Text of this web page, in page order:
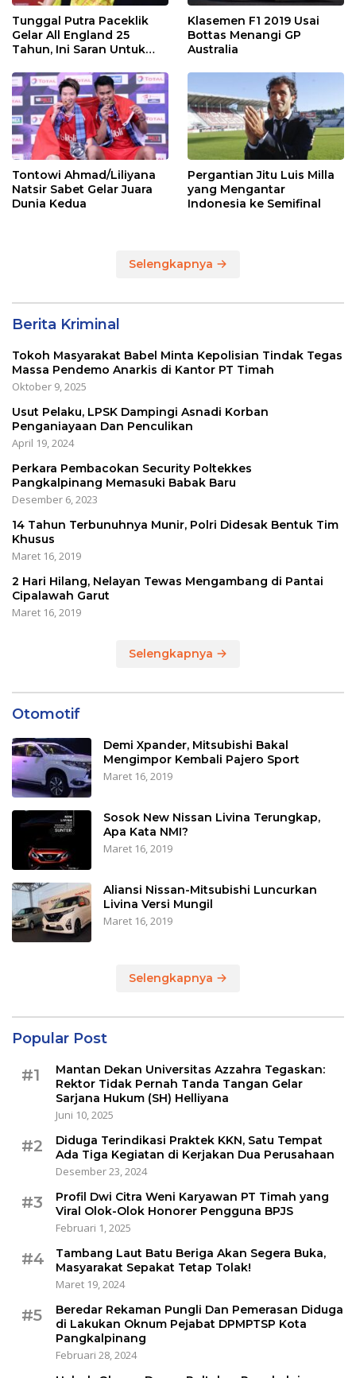
Tunggal Putra Paceklik
Gelar All England 25
Tahun, Ini Saran Untuk
Klasemen F1 2019 Usai
Bottas Menangi GP
Australia
Tontowi Ahmad/Liliyana
Natsir Sabet Gelar Juara
Dunia Kedua
Pergantian Jitu Luis Milla
yang Mengantar
Indonesia ke Semifinal
Selengkapnya
Berita Kriminal
Tokoh Masyarakat Babel Minta Kepolisian Tindak Tegas
Massa Pendemo Anarkis di Kantor PT Timah
Oktober 9, 2025
Usut Pelaku, LPSK Dampingi Asnadi Korban
Penganiayaan Dan Penculikan
April 19, 2024
Perkara Pembacokan Security Poltekkes
Pangkalpinang Memasuki Babak Baru
Desember 6, 2023
14 Tahun Terbunuhnya Munir, Polri Didesak Bentuk Tim
Khusus
Maret 16, 2019
2 Hari Hilang, Nelayan Tewas Mengambang di Pantai
Cipalawah Garut
Maret 16, 2019
Selengkapnya
Otomotif
Demi Xpander, Mitsubishi Bakal
Mengimpor Kembali Pajero Sport
Maret 16, 2019
Sosok New Nissan Livina Terungkap,
Apa Kata NMI?
Maret 16, 2019
Aliansi Nissan-Mitsubishi Luncurkan
Livina Versi Mungil
Maret 16, 2019
Selengkapnya
Popular Post
#1
Mantan Dekan Universitas Azzahra Tegaskan:
Rektor Tidak Pernah Tanda Tangan Gelar
Sarjana Hukum (SH) Helliyana
Juni 10, 2025
#2
Diduga Terindikasi Praktek KKN, Satu Tempat
Ada Tiga Kegiatan di Kerjakan Dua Perusahaan
Desember 23, 2024
#3
Profil Dwi Citra Weni Karyawan PT Timah yang
Viral Olok-Olok Honorer Pengguna BPJS
Februari 1, 2025
#4
Tambang Laut Batu Beriga Akan Segera Buka,
Masyarakat Sepakat Tetap Tolak!
Maret 19, 2024
#5
Beredar Rekaman Pungli Dan Pemerasan Diduga
di Lakukan Oknum Pejabat DPMPTSP Kota
Pangkalpinang
Februari 28, 2024